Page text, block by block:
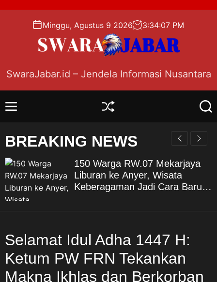
o
Minggu, Agustus 9 2026 3:34:08 PM
SwaraJabar.id – Jendela Informasi Nusantara
M
u
S
f
l
e
S
r
BREAKING NEWS
150 Warga RW.07 Mekarjaya
Liburan ke Anyer, Wisata
Keberagaman Jadi Cara Baru
Selamat Idul Adha 1447 H:
Ketum PW FRN Tekankan
Makna Ikhlas dan Berkorban